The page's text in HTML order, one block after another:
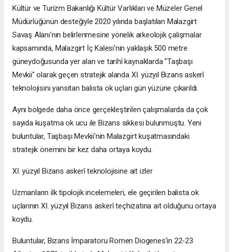
Kültür ve Turizm Bakanlığı Kültür Varlıkları ve Müzeler Genel
Müdürlüğünün desteğiyle 2020 yılında başlatılan Malazgirt
Savaş Alanı'nın belirlenmesine yönelik arkeolojik çalışmalar
kapsamında, Malazgirt İç Kalesi'nin yaklaşık 500 metre
güneydoğusunda yer alan ve tarihî kaynaklarda "Taşbaşı
Mevkii" olarak geçen stratejik alanda XI. yüzyıl Bizans askerî
teknolojisini yansıtan balista ok uçları gün yüzüne çıkarıldı.
Aynı bölgede daha önce gerçekleştirilen çalışmalarda da çok
sayıda kuşatma ok ucu ile Bizans sikkesi bulunmuştu. Yeni
buluntular, Taşbaşı Mevkii'nin Malazgirt kuşatmasındaki
stratejik önemini bir kez daha ortaya koydu.
XI. yüzyıl Bizans askerî teknolojisine ait izler
Uzmanların ilk tipolojik incelemeleri, ele geçirilen balista ok
uçlarının XI. yüzyıl Bizans askerî teçhizatına ait olduğunu ortaya
koydu.
Buluntular, Bizans İmparatoru Romen Diogenes'in 22-23